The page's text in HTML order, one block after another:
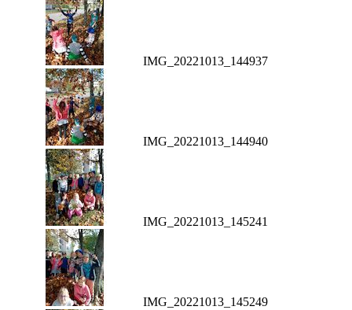
IMG_20221013_144937
IMG_20221013_144940
IMG_20221013_145241
IMG_20221013_145249